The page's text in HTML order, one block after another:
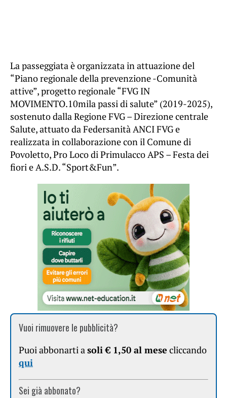
La passeggiata è organizzata in attuazione del
“Piano regionale della prevenzione -Comunità
attive”, progetto regionale “FVG IN
MOVIMENTO.10mila passi di salute” (2019-2025),
sostenuto dalla Regione FVG – Direzione centrale
Salute, attuato da Federsanità ANCI FVG e
realizzata in collaborazione con il Comune di
Povoletto, Pro Loco di Primulacco APS – Festa dei
fiori e A.S.D. “Sport&Fun”.
Vuoi rimuovere le pubblicità?
Puoi abbonarti asoli € 1,50 al mese cliccando
qui
Sei già abbonato?